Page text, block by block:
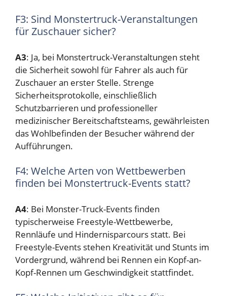
F3: Sind Monstertruck-Veranstaltungen
für Zuschauer sicher?
A3: Ja, bei Monstertruck-Veranstaltungen steht
die Sicherheit sowohl für Fahrer als auch für
Zuschauer an erster Stelle. Strenge
Sicherheitsprotokolle, einschließlich
Schutzbarrieren und professioneller
medizinischer Bereitschaftsteams, gewährleisten
das Wohlbefinden der Besucher während der
Aufführungen.
F4: Welche Arten von Wettbewerben
finden bei Monstertruck-Events statt?
A4: Bei Monster-Truck-Events finden
typischerweise Freestyle-Wettbewerbe,
Rennläufe und Hindernisparcours statt. Bei
Freestyle-Events stehen Kreativität und Stunts im
Vordergrund, während bei Rennen ein Kopf-an-
Kopf-Rennen um Geschwindigkeit stattfindet.